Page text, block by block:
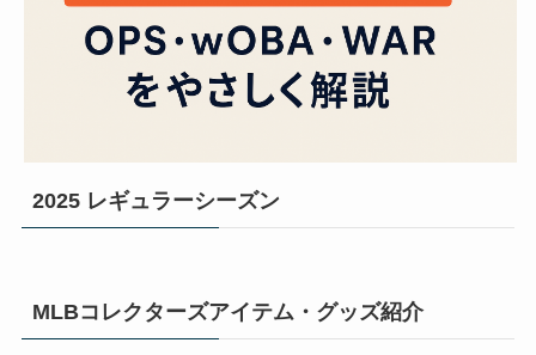
2025 レギュラーシーズン
MLBコレクターズアイテム・グッズ紹介